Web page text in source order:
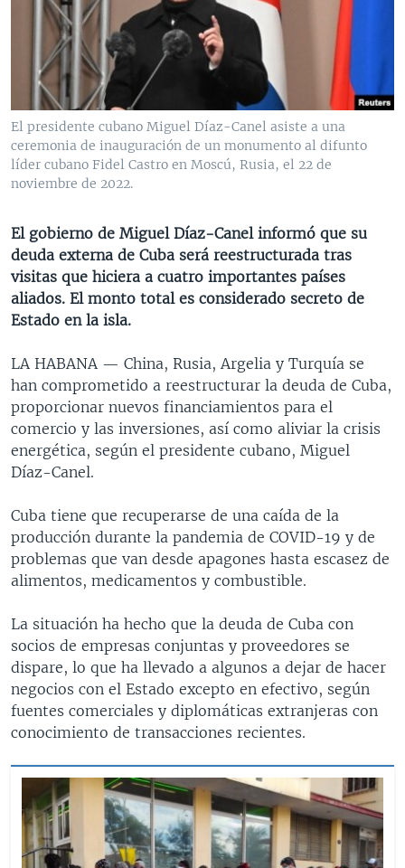
VENEZUELA
BRASIL
NICARAGUA
ECONOMÍA
ENTRETENIMIENTO Y CULTURA
TECNOLOGÍA
DEPORTES
CIENCIA Y SALUD
MULTIMEDIA
VIDEOS
FOTOGRAFÍA
AUDIOS
PROGRAMAS TV
EL MUNDO AL DÍA
FORO INTERAMERICANO
VISIÓN 360
LAS CLAVES
RADIO
AVANCE INFORMATIVO
AUDIONOTICIAS
BUENOS DÍAS AMÉRICA
EL MUNDO AL DÍA [RADIO]
FORO [RADIO]
DEPORTIVO INTERNACIONAL
ENTRETENIMIENTO
DIRECT
DOCUMENTALES DE LA VOA
SÍGANOS
Idiomas
El presidente cubano Miguel Díaz-Canel asiste a una
ceremonia de inauguración de un monumento al difunto
líder cubano Fidel Castro en Moscú, Rusia, el 22 de
noviembre de 2022.
El gobierno de Miguel Díaz-Canel informó que su
deuda externa de Cuba será reestructurada tras
visitas que hiciera a cuatro importantes países
aliados. El monto total es considerado secreto de
Estado en la isla.
LA HABANA — China, Rusia, Argelia y Turquía se
han comprometido a reestructurar la deuda de Cuba,
proporcionar nuevos financiamientos para el
comercio y las inversiones, así como aliviar la crisis
energética, según el presidente cubano, Miguel
Díaz-Canel.
Cuba tiene que recuperarse de una caída de la
producción durante la pandemia de COVID-19 y de
problemas que van desde apagones hasta escasez de
alimentos, medicamentos y combustible.
La situación ha hecho que la deuda de Cuba con
socios de empresas conjuntas y proveedores se
dispare, lo que ha llevado a algunos a dejar de hacer
negocios con el Estado excepto en efectivo, según
fuentes comerciales y diplomáticas extranjeras con
conocimiento de transacciones recientes.